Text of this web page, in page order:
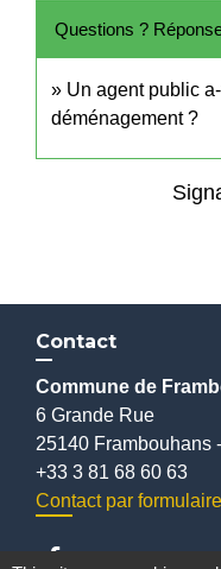
Questions ?
Un agent public
déménagement ?
Contact
Commune de
6 Grande Rue
25140 Frambouhans
+33 3 81 68 60 63
Contact par formulaire